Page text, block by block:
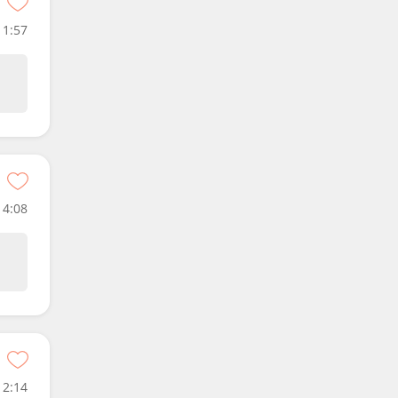
1:57
4:08
2:14